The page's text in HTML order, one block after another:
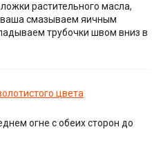
растительного масла,
смазываем яичным
трубочки швом вниз в
огне с обеих сторон до